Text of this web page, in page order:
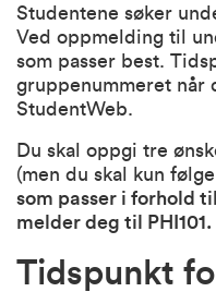
Studentene søker
Ved oppmelding til
som passer best.
gruppenummeret når
StudentWeb.
Du skal oppgi tre
(men du skal kun
som passer i forhold
melder deg til PHI101.
Tidspunkt